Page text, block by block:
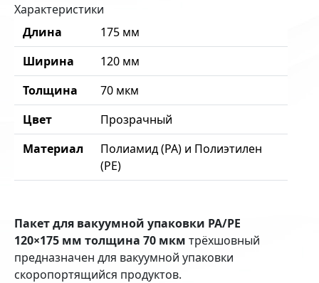
Характеристики
Длина
175 мм
Ширина
120 мм
Толщина
70 мкм
Цвет
Прозрачный
Материал
Полиамид (PA) и Полиэтилен
(PE)
Пакет для вакуумной упаковки PA/PE
120×175 мм толщина 70 мкм трёхшовный
предназначен для вакуумной упаковки
скоропортящийся продуктов.